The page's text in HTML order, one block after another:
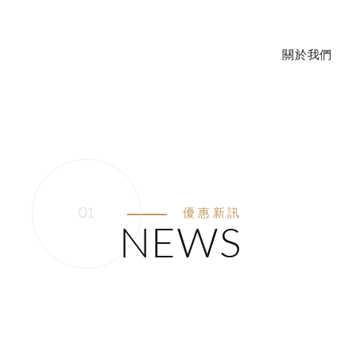
關於我們
優惠新訊
NEWS